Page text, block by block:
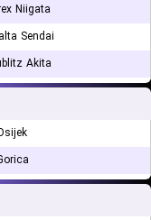
Niigata
Sendai
Akita